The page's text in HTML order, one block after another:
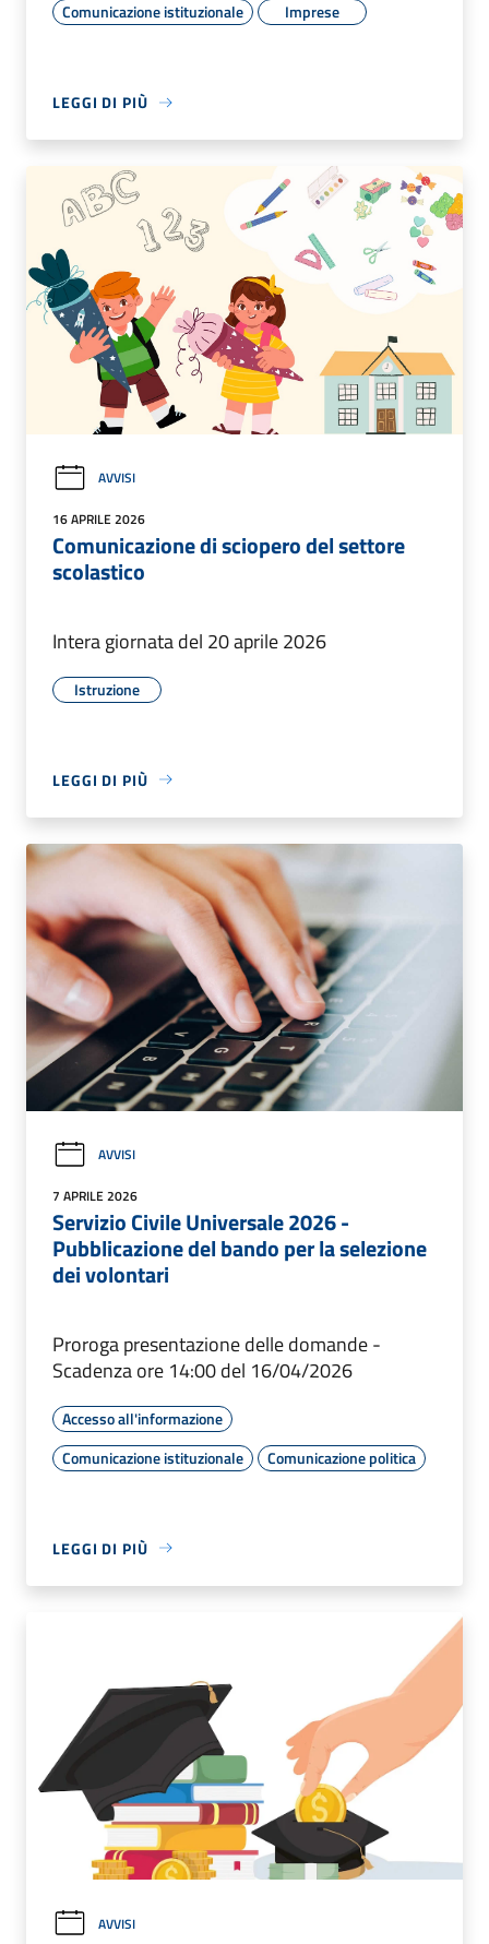
Comunicazione istituzionale Imprese
LEGGI DI PIÙ
AVVISI
16 APRILE 2026
Comunicazione di sciopero del settore
scolastico
Intera giornata del 20 aprile 2026
Istruzione
LEGGI DI PIÙ
AVVISI
7 APRILE 2026
Servizio Civile Universale 2026 -
Pubblicazione del bando per la selezione
dei volontari
Proroga presentazione delle domande -
Scadenza ore 14:00 del 16/04/2026
Accesso all'informazione
Comunicazione istituzionale
Comunicazione politica
LEGGI DI PIÙ
AVVISI